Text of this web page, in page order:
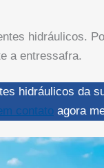
hidráulicos.
a entressafra.
hidráulicos da
contato agora